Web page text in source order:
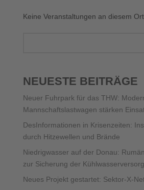
Keine Veranstaltungen an diesem Ort
NEUESTE BEITRÄGE
Neuer Fuhrpark für das THW:
Mannschaftslastwagen stärken
DesInformationen in Krisenzeiten:
durch Hitzewellen und Brände
Niedrigwasser auf der Donau:
zur Sicherung der
Neues Projekt gestartet: Sektor-X-